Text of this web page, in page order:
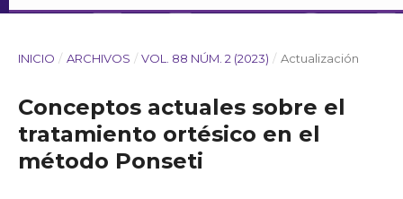
INICIO / ARCHIVOS / VOL. 88 NÚM. 2 (2023) / Actualización
Conceptos actuales sobre el
tratamiento ortésico en el
método Ponseti